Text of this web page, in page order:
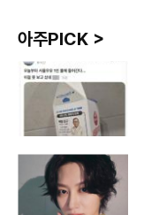
아주PICK >